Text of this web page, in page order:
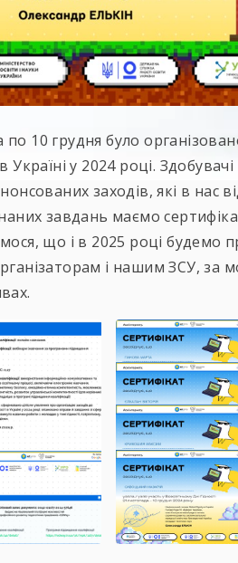
10 грудня було
Україні у 2024 році.
заходів, які в нас
завдань маємо
що і в 2025 році будемо
і нашим ЗСУ, за